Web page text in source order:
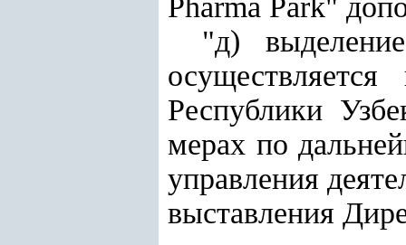
Pharma Park"
"д)
Республики
мерах по
управления
выставления